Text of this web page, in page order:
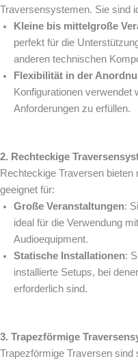
Traversensystemen. Sie sind
Kleine bis mittelgroße
perfekt für die
anderen technischen
Flexibilität in der
Konfigurationen verwendet
Anforderungen zu erfüllen.
2. Rechteckige
Rechteckige Traversen
geeignet für:
Große Veranstaltungen:
ideal für die Verwendung
Audioequipment.
Statische Installationen:
installierte Setups, bei
erforderlich sind.
3. Trapezförmige
Trapezförmige Traversen